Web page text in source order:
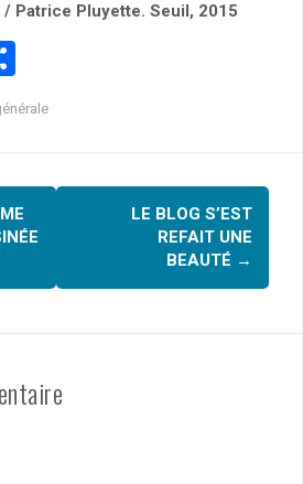
Patrice Pluyette. Seuil, 2015
ar
er
LE BLOG S’EST
REFAIT UNE
BEAUTÉ →